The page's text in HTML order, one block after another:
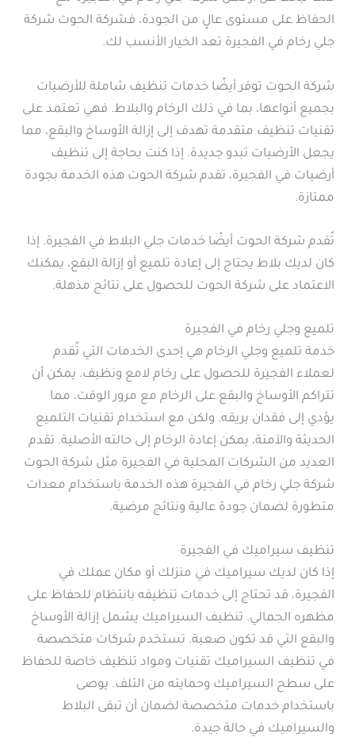
الحفاظ على مستوى عالٍ من الجودة، فشركة الحوت شركة
جلي رخام في الفجيرة تعد الخيار الأنسب لك.
شركة الحوت توفر أيضًا خدمات تنظيف شاملة للأرضيات
بجميع أنواعها، بما في ذلك الرخام والبلاط. فهي تعتمد على
تقنيات تنظيف متقدمة تهدف إلى إزالة الأوساخ والبقع، مما
يجعل الأرضيات تبدو جديدة. إذا كنت بحاجة إلى تنظيف
أرضيات في الفجيرة، تقدم شركة الحوت هذه الخدمة بجودة
ممتازة.
تُقدم شركة الحوت أيضًا خدمات جلي البلاط في الفجيرة. إذا
كان لديك بلاط يحتاج إلى إعادة تلميع أو إزالة البقع، يمكنك
الاعتماد على شركة الحوت للحصول على نتائج مذهلة.
تلميع وجلي رخام في الفجيرة
خدمة تلميع وجلي الرخام هي إحدى الخدمات التي تُقدم
لعملاء الفجيرة للحصول على رخام لامع ونظيف. يمكن أن
تتراكم الأوساخ والبقع على الرخام مع مرور الوقت، مما
يؤدي إلى فقدان بريقه. ولكن مع استخدام تقنيات التلميع
الحديثة والآمنة، يمكن إعادة الرخام إلى حالته الأصلية. تقدم
العديد من الشركات المحلية في الفجيرة مثل شركة الحوت
شركة جلي رخام في الفجيرة هذه الخدمة باستخدام معدات
متطورة لضمان جودة عالية ونتائج مرضية.
تنظيف سيراميك في الفجيرة
إذا كان لديك سيراميك في منزلك أو مكان عملك في
الفجيرة، قد تحتاج إلى خدمات تنظيفه بانتظام للحفاظ على
مظهره الجمالي. تنظيف السيراميك يشمل إزالة الأوساخ
والبقع التي قد تكون صعبة. تستخدم شركات متخصصة
في تنظيف السيراميك تقنيات ومواد تنظيف خاصة للحفاظ
على سطح السيراميك وحمايته من التلف. يوصى
باستخدام خدمات متخصصة لضمان أن تبقى البلاط
والسيراميك في حالة جيدة.